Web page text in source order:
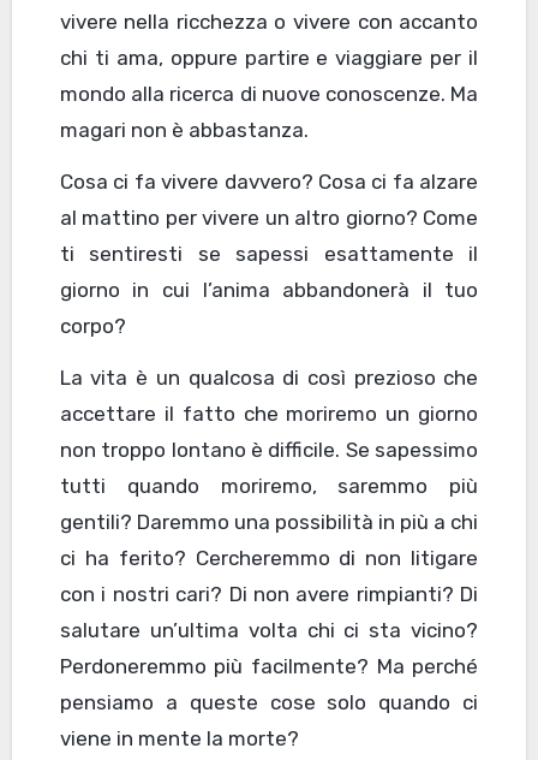
vivere nella ricchezza o vivere con accanto
chi ti ama, oppure partire e viaggiare per il
mondo alla ricerca di nuove conoscenze. Ma
magari non è abbastanza.
Cosa ci fa vivere davvero? Cosa ci fa alzare
al mattino per vivere un altro giorno? Come
ti sentiresti se sapessi esattamente il
giorno in cui l’anima abbandonerà il tuo
corpo?
La vita è un qualcosa di così prezioso che
accettare il fatto che moriremo un giorno
non troppo lontano è difficile. Se sapessimo
tutti quando moriremo, saremmo più
gentili? Daremmo una possibilità in più a chi
ci ha ferito? Cercheremmo di non litigare
con i nostri cari? Di non avere rimpianti? Di
salutare un’ultima volta chi ci sta vicino?
Perdoneremmo più facilmente? Ma perché
pensiamo a queste cose solo quando ci
viene in mente la morte?